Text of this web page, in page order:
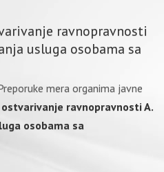
ravnopravnosti
usluga osobama sa
mera organima javne
ravnopravnosti A.
osobama sa